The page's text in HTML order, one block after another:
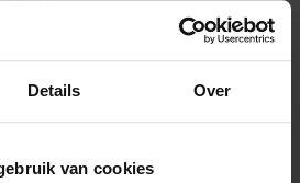
Details Over
van cookies
met een aantal zoektips.
met een aantal zoektips.
regeling
zoektips
van deze pagina is het niet